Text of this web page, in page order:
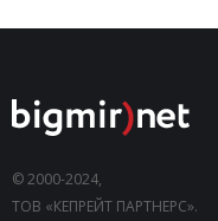
© 2000-2024,
ТОВ «КЕПРЕЙТ ПАРТНЕРС».